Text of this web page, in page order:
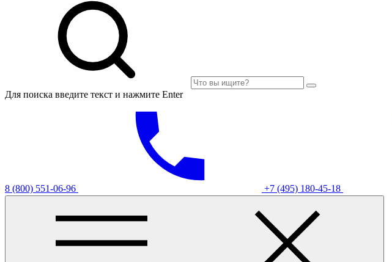
Для поиска введите текст и нажмите Enter
8 (800) 551-06-96 +7 (495) 180-45-18